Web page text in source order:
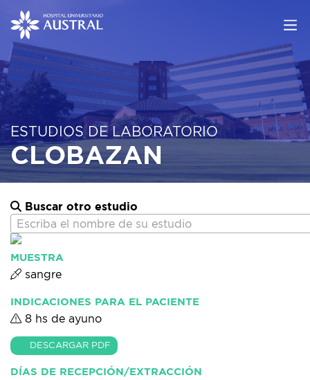
ESTUDIOS DE LABORATORIO
CLOBAZAN
Buscar otro estudio
Escriba el nombre de su estudio
MUESTRA
sangre
INDICACIONES PARA EL PACIENTE
8 hs de ayuno
DESCARGAR PDF
DÍAS DE RECEPCIÓN/EXTRACCIÓN